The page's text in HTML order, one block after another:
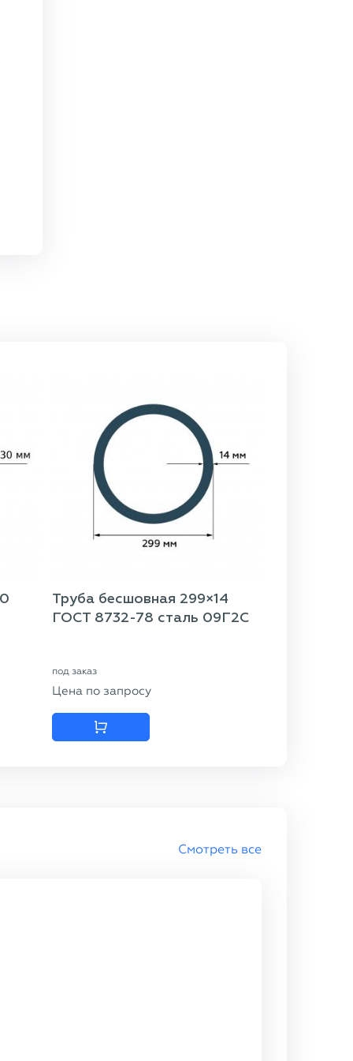
Труба бесшовная 299×14
ГОСТ 8732-78 сталь 09Г2С
под заказ
Цена по запросу
Смотреть все